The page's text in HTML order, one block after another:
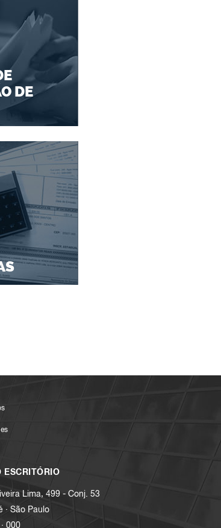
DE
ESCRITÓRIO
Lima, 499 - Conj. 53
. São Paulo
. 000